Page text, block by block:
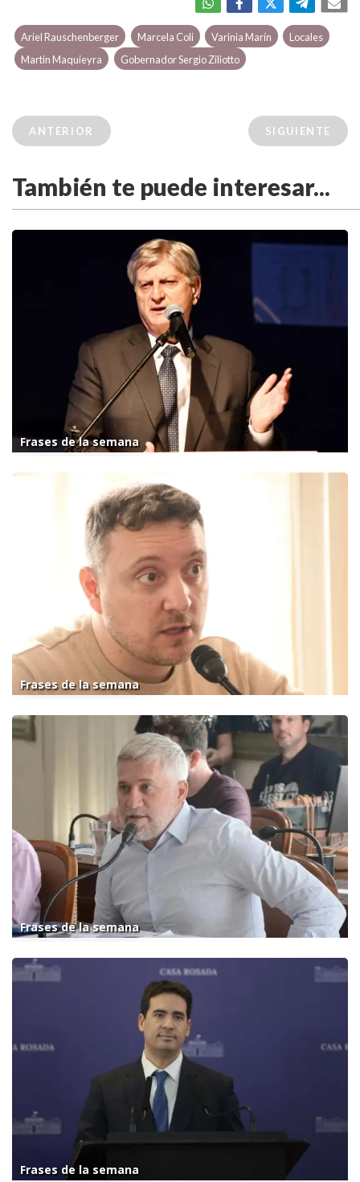
Ariel Rauschenberger Marcela Coli Varinia Marín
Locales
Martin Maquieyra
Gobernador Sergio Ziliotto
ANTERIOR SIGUIENTE
También te puede interesar...
Frases de la semana
Frases de la semana
Frases de la semana
Frases de la semana